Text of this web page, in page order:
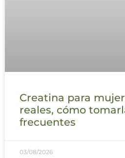
Creatina para
reales, cómo
frecuentes
03/08/2026